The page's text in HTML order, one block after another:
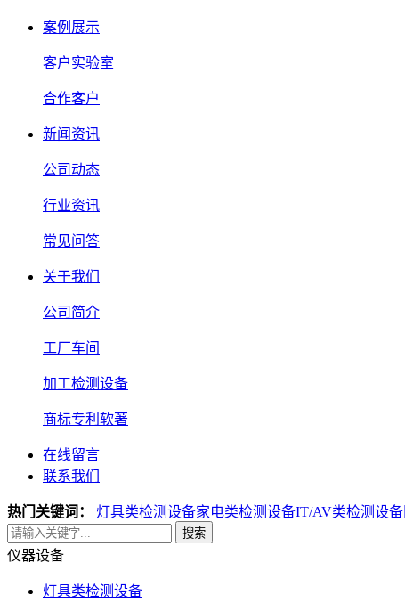
案例展示
客户实验室
合作客户
新闻资讯
公司动态
行业资讯
常见问答
关于我们
公司简介
工厂车间
加工检测设备
商标专利软著
在线留言
联系我们
热门关键词： 灯具类检测设备家电类检测设备IT/AV类检测设备
搜索
仪器设备
灯具类检测设备